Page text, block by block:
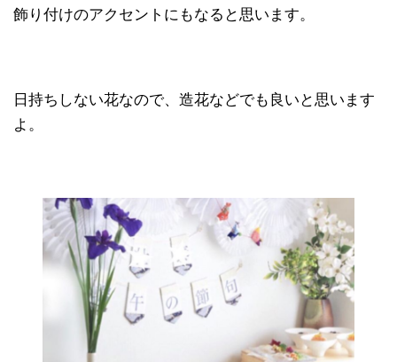
飾り付けのアクセントにもなると思います。
日持ちしない花なので、造花などでも良いと思います
よ。